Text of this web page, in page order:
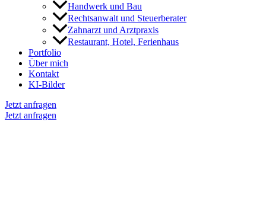
Handwerk und Bau
Rechtsanwalt und Steuerberater
Zahnarzt und Arztpraxis
Restaurant, Hotel, Ferienhaus
Portfolio
Über mich
Kontakt
KI-Bilder
Jetzt anfragen
Jetzt anfragen